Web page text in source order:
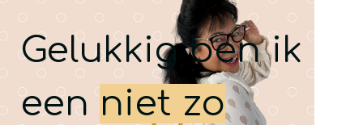
Gelukkig ben ik
eenniet zo